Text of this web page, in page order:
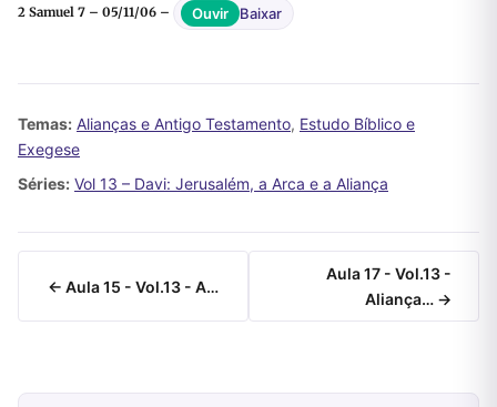
2 Samuel 7 – 05/11/06 – Ouvir Baixar
Temas: Alianças e Antigo Testamento, Estudo Bíblico e
Exegese
Séries: Vol 13 – Davi: Jerusalém, a Arca e a Aliança
← Aula 15 - Vol.13 - A…
Aula 17 - Vol.13 -
Aliança… →